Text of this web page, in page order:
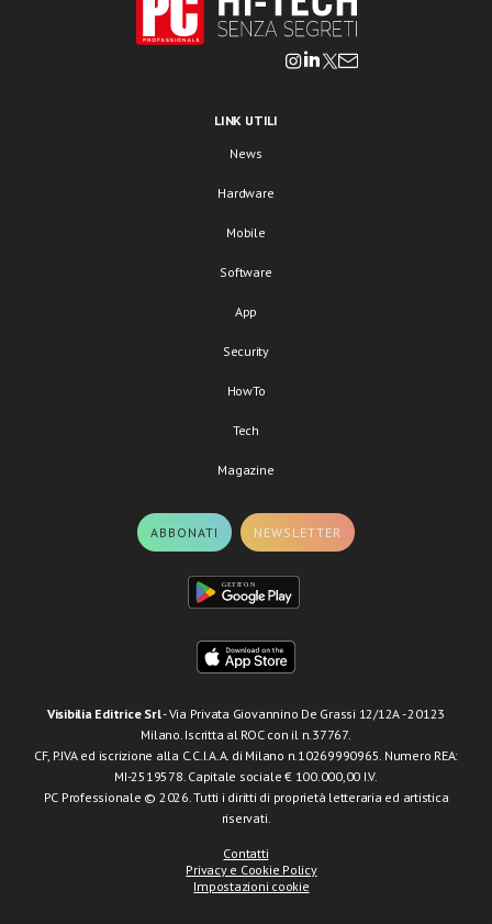
LINK UTILI
News
Hardware
Mobile
Software
App
Security
HowTo
Tech
Magazine
ABBONATI NEWSLETTER
Visibilia Editrice Srl- Via Privata Giovannino De Grassi 12/12A - 20123
Milano. Iscritta al ROC con il n.37767.
CF, P.IVA ed iscrizione alla C.C.I.A.A. di Milano n.10269990965. Numero REA:
MI-2519578. Capitale sociale € 100.000,00 I.V.
PC Professionale © 2026. Tutti i diritti di proprietà letteraria ed artistica
riservati.
Contatti
Privacy e Cookie Policy
Impostazioni cookie